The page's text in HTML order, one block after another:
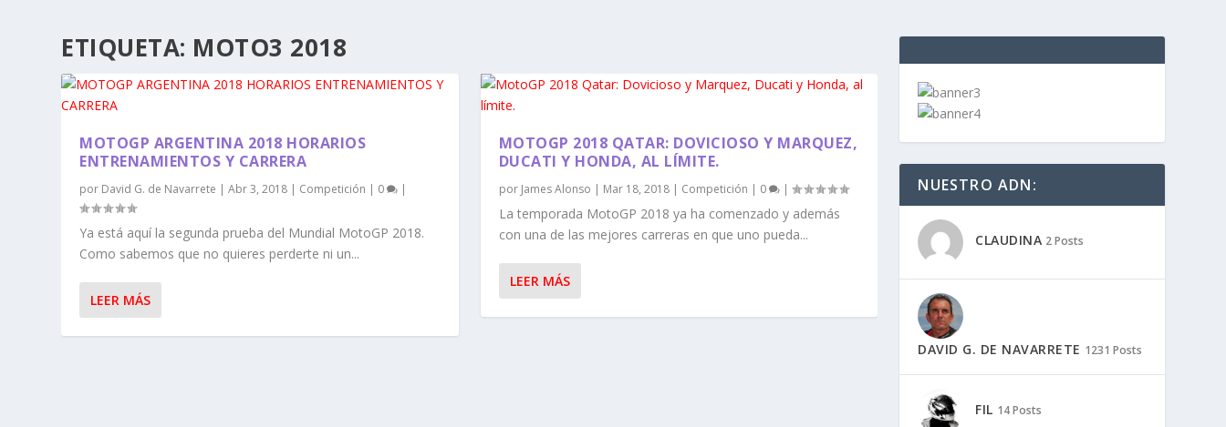
ETIQUETA: MOTO3 2018
MOTOGP ARGENTINA 2018 HORARIOS
ENTRENAMIENTOS Y CARRERA
por David G. de Navarrete |Abr 3, 2018 | Competición | 0 |
Ya está aquí la segunda prueba del Mundial MotoGP 2018.
Como sabemos que no quieres perderte ni un...
LEER MÁS
MOTOGP 2018 QATAR: DOVICIOSO Y MARQUEZ,
DUCATI Y HONDA, AL LÍMITE.
por James Alonso | Mar 18, 2018| Competición | 0 |
La temporada MotoGP 2018 ya ha comenzado y además
con una de las mejores carreras en que uno pueda...
LEER MÁS
NUESTRO ADN:
CLAUDINA 2 Posts
DAVID G. DE NAVARRETE 1231 Posts
FIL 14 Posts